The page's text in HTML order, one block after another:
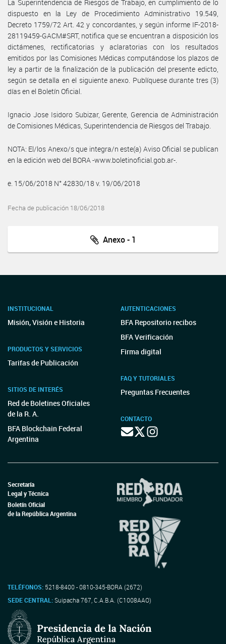
La Superintendencia de Riesgos de Trabajo, en cumplimiento de lo
dispuesto en la Ley de Procedimiento Administrativo 19.549,
Decreto 1759/72 Art. 42 y concordantes, y según informe IF-2018-
28119459-GACM#SRT, notifica que se encuentran a disposición los
dictámenes, rectificatorias y aclaratorias con los resultados
emitidos por las Comisiones Médicas computándose los plazos de
ley a partir de la finalización de la publicación del presente edicto,
según se detalla en el siguiente anexo. Publíquese durante tres (3)
días en el Boletín Oficial.
Ignacio Jose Isidoro Subizar, Gerente, Gerencia de Administración
de Comisiones Médicas, Superintendencia de Riesgos del Trabajo.
NOTA: El/los Anexo/s que integra/n este(a) Aviso Oficial se publican
en la edición web del BORA -www.boletinoficial.gob.ar-.
e. 15/06/2018 N° 42830/18 v. 19/06/2018
Fecha de publicación 18/06/2018
Anexo - 1
INSTITUCIONAL
Misión, Visión e Historia
PRODUCTOS Y SERVICIOS
Tarifas de Publicación
SITIOS DE INTERÉS
Red de Boletines Oficiales
de la R. A.
BFA Blockchain Federal
Argentina
AUTENTICACIONES
BFA Repositorio recibos
BFA Verificación
Firma digital
FAQ Y TUTORIALES
Preguntas Frecuentes
CONTACTO
Secretaría
Legal y Técnica
Boletín Oficial
de la República Argentina
TELÉFONOS: 5218-8400 - 0810-345-BORA (2672)
SEDE CENTRAL:Suipacha 767, C.A.B.A. (C1008AAO)